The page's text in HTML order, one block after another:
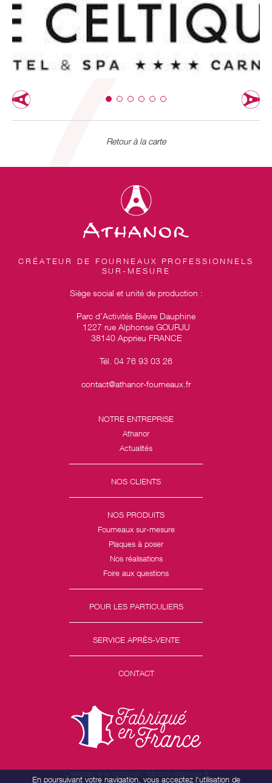
Retour à la carte
CRÉATEUR DE FOURNEAUX PROFESSIONNELS
SUR-MESURE
Siège social et unité de production :
Parc d’Activités Bièvre Dauphine
1227 rue Alphonse GOURJU
38140 Apprieu FRANCE
Tél. 04 76 93 03 26
contact@athanor-fourneaux.fr
NOTRE ENTREPRISE
Athanor
Actualités
NOS CLIENTS
NOS PRODUITS
Fourneaux sur-mesure
Plaques à poser
Nos réalisations
Foire aux questions
POUR LES PARTICULIERS
SERVICE APRÈS-VENTE
CONTACT
Création site internet : idcom-lagence.fr
En poursuivant votre navigation, vous acceptez l'utilisation de